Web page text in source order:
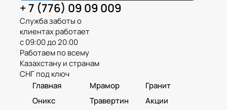
+ 7 (776) 09 09 009
Служба заботы о
клиентах работает
с 09:00 до 20:00
Работаем по всему
Казахстану и странам
СНГ под ключ
Главная
Мрамор
Гранит
Оникс
Травертин
Акции